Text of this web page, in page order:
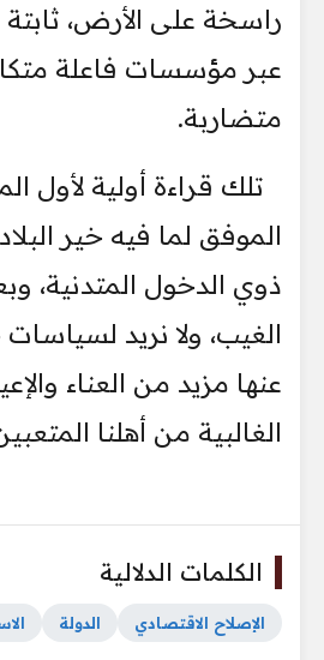
راسخة على الأرض، ثابتة
عبر مؤسسات فاعلة
متضاربة.
تلك قراءة أولية لأول
الموفق لما فيه خير
ذوي الدخول المتدنية،
الغيب، ولا نريد
عنها مزيد من العناء
الغالبية من أهلنا
الكلمات الدلالية
الإصلاح الاقتصادي الدولة